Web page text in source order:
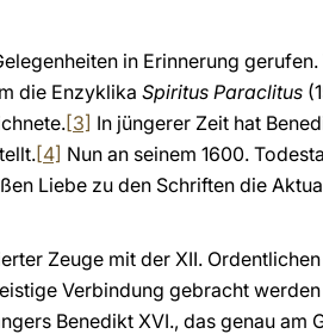
in Erinnerung
die Enzyklika Spiritus Paraclitus
[3] In jüngerer Zeit hat
[4] Nun an seinem 1600.
Liebe zu den Schriften die
Zeuge mit der XII.
Verbindung gebracht
Benedikt XVI., das genau am